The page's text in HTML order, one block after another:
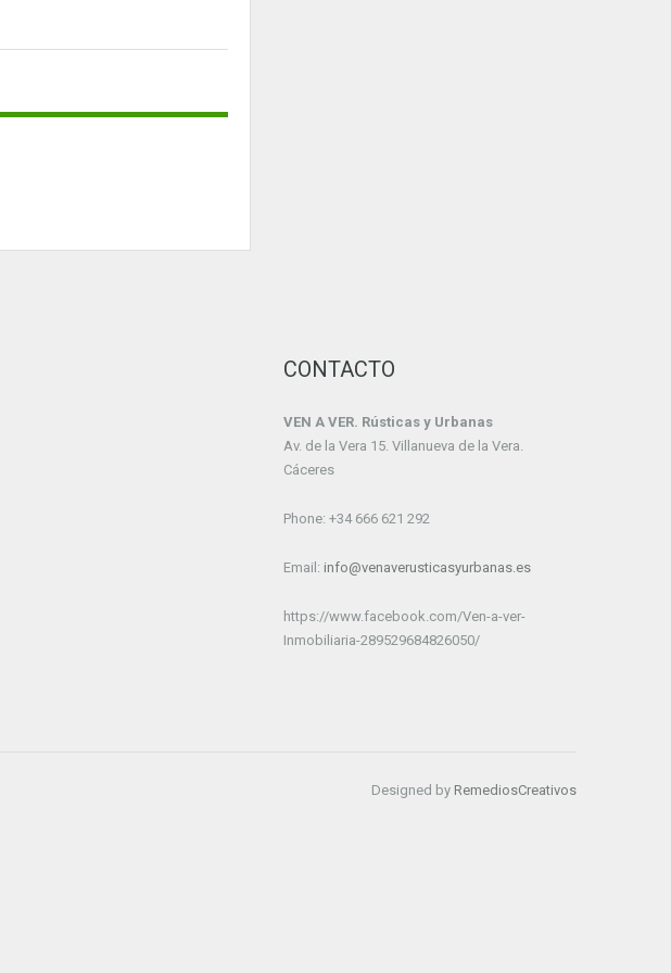
CONTACTO
VEN A VER. Rústicas y Urbanas
Av. de la Vera 15. Villanueva de la Vera.
Cáceres
Phone: +34 666 621 292
Email: info@venaverusticasyurbanas.es
https://www.facebook.com/Ven-a-ver-
Inmobiliaria-289529684826050/
Designed by RemediosCreativos